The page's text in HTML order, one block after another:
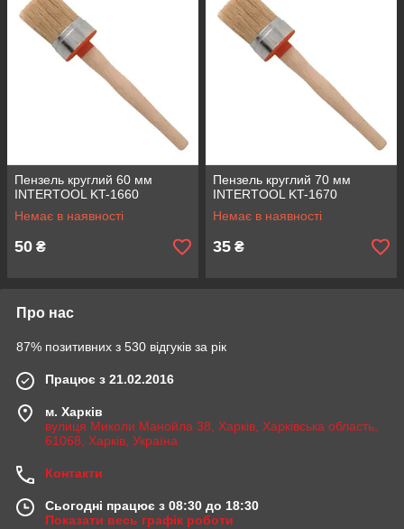
Пензель круглий 60 мм
INTERTOOL KT-1660
Немає в наявності
50 ₴
Пензель круглий 70 мм
INTERTOOL KT-1670
Немає в наявності
35 ₴
Про нас
87% позитивних з 530 відгуків за рік
Працює з 21.02.2016
м. Харків
вулиця Миколи Манойла 38, Харків, Харківська область,
61068, Харків, Україна
Контакти
Сьогодні працює з 08:30 до 18:30
Показати весь графік роботи